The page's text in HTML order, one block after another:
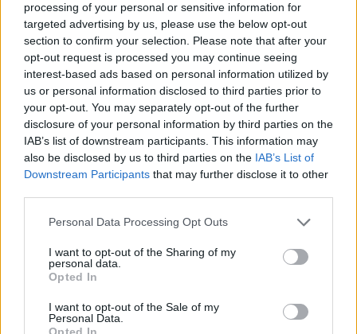
processing of your personal or sensitive information for
targeted advertising by us, please use the below opt-out
section to confirm your selection. Please note that after your
opt-out request is processed you may continue seeing
interest-based ads based on personal information utilized by
us or personal information disclosed to third parties prior to
your opt-out. You may separately opt-out of the further
disclosure of your personal information by third parties on the
IAB’s list of downstream participants. This information may
also be disclosed by us to third parties on the IAB’s List of
Downstream Participants that may further disclose it to other
Personal Data Processing Opt Outs
I want to opt-out of the Sharing of my
personal data.
Opted In
I want to opt-out of the Sale of my
Personal Data.
Opted In
υπάρχουν περιθώρια εφησυχασμού"
15:57
Φωτιά σε χαμηλή βλάστηση στη Σίνδο - Σηκώθηκε
ελικόπτερο
15:54
Αττικόν: Εκτός λειτουργίας και οι δύο αξονικοί
τομογράφοι
15:48
Ταϊλάνδη: Στους 9 οι νεκροί μετά τον θάνατο ενός
σχολείο
«Του χρόνου σχεδιάζουμε να επιστρέψουμε στην
15:38